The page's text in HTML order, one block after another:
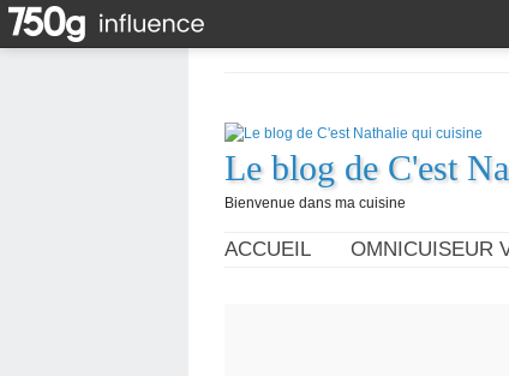
Le blog de C'est
Bienvenue dans ma cuisine
ACCUEIL OMNICUISEUR